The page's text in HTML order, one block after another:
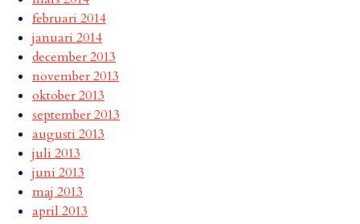
februari 2014
januari 2014
december 2013
november 2013
oktober 2013
september 2013
augusti 2013
juli 2013
juni 2013
maj 2013
april 2013